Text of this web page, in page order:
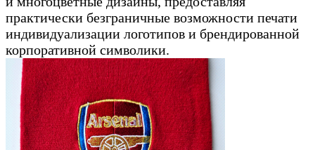
практически безграничные возможности печати
индивидуализации логотипов и брендированной
корпоративной символики.